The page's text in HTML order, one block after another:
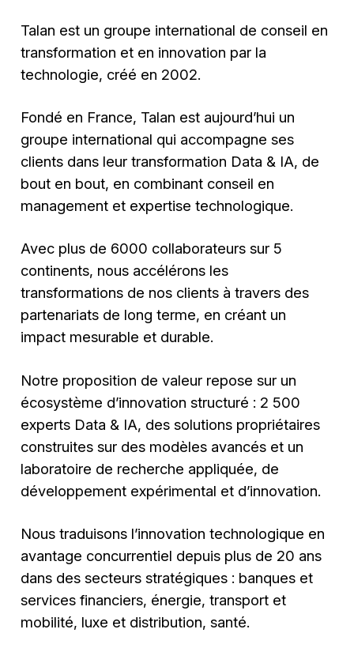
Talan est un groupe international de conseil en
transformation et en innovation par la
technologie, créé en 2002.
Fondé en France, Talan est aujourd’hui un
groupe international qui accompagne ses
clients dans leur transformation Data & IA, de
bout en bout, en combinant conseil en
management et expertise technologique.
Avec plus de 6000 collaborateurs sur 5
continents, nous accélérons les
transformations de nos clients à travers des
partenariats de long terme, en créant un
impact mesurable et durable.
Notre proposition de valeur repose sur un
écosystème d’innovation structuré : 2 500
experts Data & IA, des solutions propriétaires
construites sur des modèles avancés et un
laboratoire de recherche appliquée, de
développement expérimental et d’innovation.
Nous traduisons l’innovation technologique en
avantage concurrentiel depuis plus de 20 ans
dans des secteurs stratégiques : banques et
services financiers, énergie, transport et
mobilité, luxe et distribution, santé.